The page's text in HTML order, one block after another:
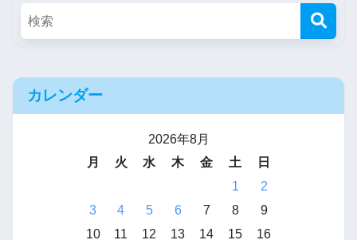
カレンダー
2026年8月
月
火 水 木 金 土
日
1
2
3
4 5 6 7 8
9
10
11 12 13 14 15
16